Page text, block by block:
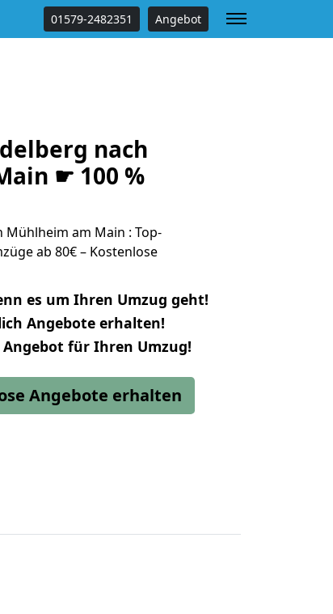
01579-2482351 Angebot
nach
☛ 100 %
am Main : Top-
ab 80€ – Kostenlose
es um Ihren Umzug geht!
Angebote erhalten!
Angebot für Ihren Umzug!
Angebote erhalten